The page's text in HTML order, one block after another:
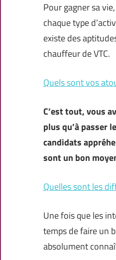
Pour gagner sa
chaque type
existe des
chauffeur de VTC.
Quels sont vos
C’est tout, vous
plus qu’à passer
candidats
sont un bon
Quelles sont les
Une fois que les
temps de faire un
absolument